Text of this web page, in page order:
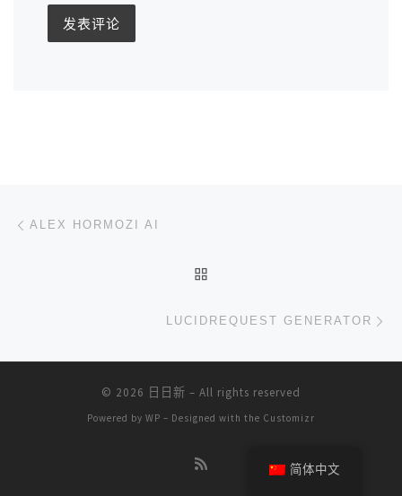
文章导航
ALEX HORMOZI AI
LUCIDREQUEST GENERATOR
© 2026 日日新 – All rights reserved
Powered by WP – Designed with the Customizr
简体中文